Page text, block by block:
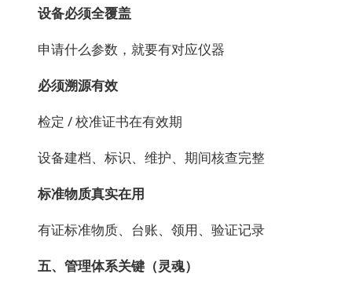
设备必须全覆盖
申请什么参数，就要有对应仪器
必须溯源有效
检定 / 校准证书在有效期
设备建档、标识、维护、期间核查完整
标准物质真实在用
有证标准物质、台账、领用、验证记录
五、管理体系关键（灵魂）